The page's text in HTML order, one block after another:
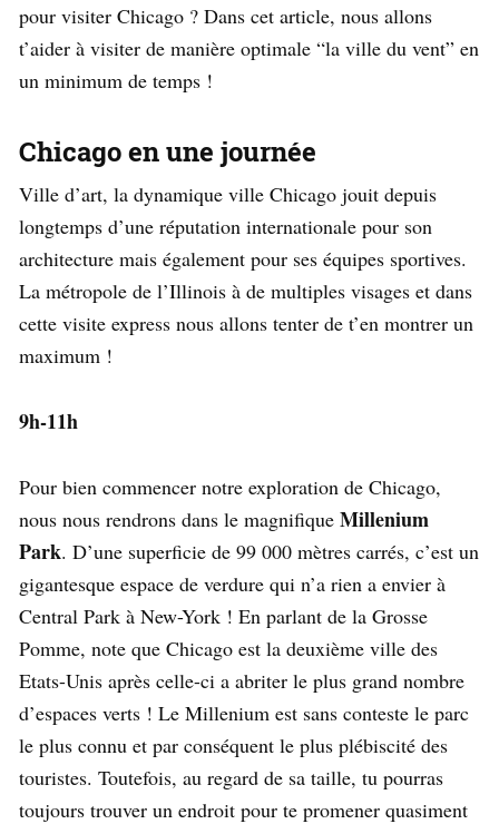
pour visiter Chicago ? Dans cet article, nous allons
t’aider à visiter de manière optimale “la ville du vent” en
un minimum de temps !
Chicago en une journée
Ville d’art, la dynamique ville Chicago jouit depuis
longtemps d’une réputation internationale pour son
architecture mais également pour ses équipes sportives.
La métropole de l’Illinois à de multiples visages et dans
cette visite express nous allons tenter de t’en montrer un
maximum !
9h-11h
Pour bien commencer notre exploration de Chicago,
nous nous rendrons dans le magnifique Millenium
Park. D’une superficie de 99 000 mètres carrés, c’est un
gigantesque espace de verdure qui n’a rien a envier à
Central Park à New-York ! En parlant de la Grosse
Pomme, note que Chicago est la deuxième ville des
Etats-Unis après celle-ci a abriter le plus grand nombre
d’espaces verts ! Le Millenium est sans conteste le parc
le plus connu et par conséquent le plus plébiscité des
touristes. Toutefois, au regard de sa taille, tu pourras
toujours trouver un endroit pour te promener quasiment